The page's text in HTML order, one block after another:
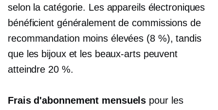
selon la catégorie. Les appareils électroniques
bénéficient généralement de commissions de
recommandation moins élevées (8 %), tandis
que les bijoux et les beaux-arts peuvent
atteindre 20 %.
Frais d'abonnement mensuels pour les